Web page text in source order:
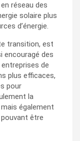
réseau des
solaire plus
d’énergie.
transition, est
encouragé des
de
plus efficaces,
pour
la
également
être